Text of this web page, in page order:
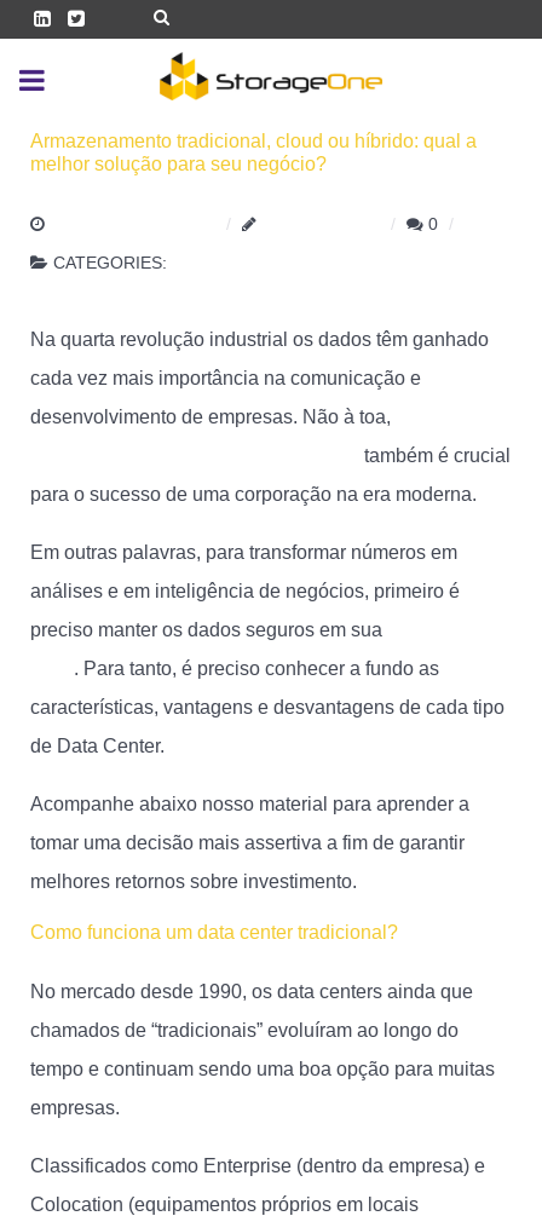
Armazenamento tradicional, cloud ou híbrido: qual a
melhor solução para seu negócio?
0
CATEGORIES:
Na quarta revolução industrial os dados têm ganhado
cada vez mais importância na comunicação e
desenvolvimento de empresas. Não à toa,
também é crucial
para o sucesso de uma corporação na era moderna.
Em outras palavras, para transformar números em
análises e em inteligência de negócios, primeiro é
preciso manter os dados seguros em sua
. Para tanto, é preciso conhecer a fundo as
características, vantagens e desvantagens de cada tipo
de Data Center.
Acompanhe abaixo nosso material para aprender a
tomar uma decisão mais assertiva a fim de garantir
melhores retornos sobre investimento.
Como funciona um data center tradicional?
No mercado desde 1990, os data centers ainda que
chamados de “tradicionais” evoluíram ao longo do
tempo e continuam sendo uma boa opção para muitas
empresas.
Classificados como Enterprise (dentro da empresa) e
Colocation (equipamentos próprios em locais